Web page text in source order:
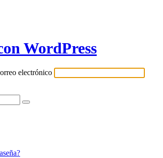
WordPress
electrónico